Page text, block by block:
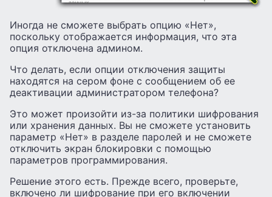
Иногда не сможете выбрать опцию «Нет»,
поскольку отображается информация, что эта
опция отключена админом.
Что делать, если опции отключения защиты
находятся на сером фоне с сообщением об ее
деактивации администратором телефона?
Это может произойти из-за политики шифрования
или хранения данных. Вы не сможете установить
параметр «Нет» в разделе паролей и не сможете
отключить экран блокировки с помощью
параметров программирования.
Решение этого есть. Прежде всего, проверьте,
включено ли шифрование при его включении